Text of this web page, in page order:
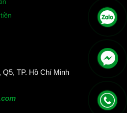
TP. Hồ Chí Minh